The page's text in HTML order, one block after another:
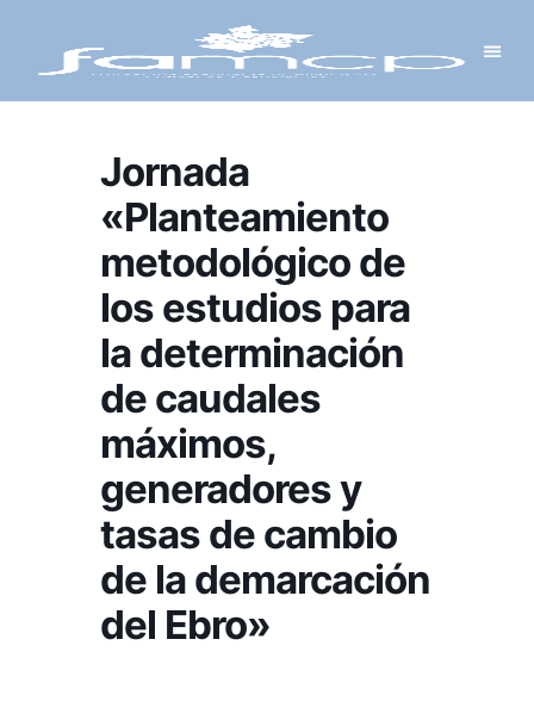
Jornada
«Planteamiento
metodológico de
los estudios para
la determinación
de caudales
máximos,
generadores y
tasas de cambio
de la demarcación
del Ebro»